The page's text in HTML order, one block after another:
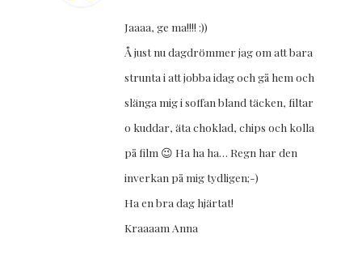
Jaaaa, ge ma!!!! :))
Å just nu dagdrömmer jag om att bara
strunta i att jobba idag och gå hem och
slänga mig i soffan bland täcken, filtar
o kuddar, äta choklad, chips och kolla
på film 😉 Ha ha ha… Regn har den
inverkan på mig tydligen;-)
Ha en bra dag hjärtat!
Kraaaam Anna